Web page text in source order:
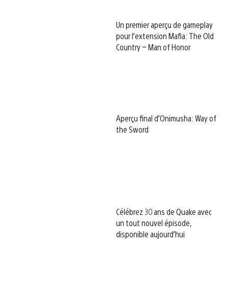
Un premier aperçu de gameplay
pour l’extension Mafia: The Old
Country – Man of Honor
Aperçu final d’Onimusha: Way of
the Sword
Célébrez 30 ans de Quake avec
un tout nouvel épisode,
disponible aujourd’hui